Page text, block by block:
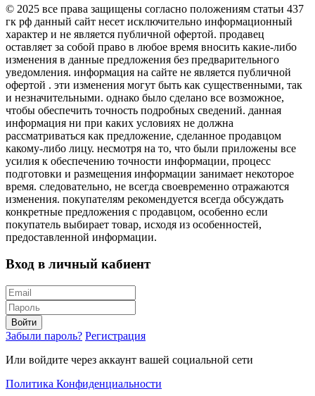
© 2025 все права защищены согласно положениям статьи 437
гк рф данный сайт несет исключительно информационный
характер и не является публичной офертой. продавец
оставляет за собой право в любое время вносить какие-либо
изменения в данные предложения без предварительного
уведомления. информация на сайте не является публичной
офертой . эти изменения могут быть как существенными, так
и незначительными. однако было сделано все возможное,
чтобы обеспечить точность подробных сведений. данная
информация ни при каких условиях не должна
рассматриваться как предложение, сделанное продавцом
какому-либо лицу. несмотря на то, что были приложены все
усилия к обеспечению точности информации, процесс
подготовки и размещения информации занимает некоторое
время. следовательно, не всегда своевременно отражаются
изменения. покупателям рекомендуется всегда обсуждать
конкретные предложения с продавцом, особенно если
покупатель выбирает товар, исходя из особенностей,
предоставленной информации.
Вход в личный кабиент
Войти
Забыли пароль? Регистрация
Или войдите через аккаунт вашей социальной сети
Политика Конфиденциальности